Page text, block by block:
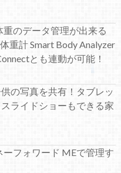
のデータ管理が出来る
重計 Smart Body Analyzer
とも連動が可能！
の写真を共有！タブレッ
ライドショーもできる家
ーフォワード MEで管理す